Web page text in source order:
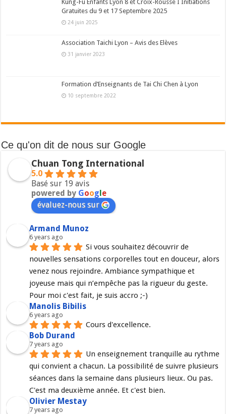
Kung-Fu Enfants Lyon 8 et Croix-Rousse I Initiations
Gratuites du 9 et 17 Septembre 2025
24 juin 2025
Association Taichi Lyon – Avis des Elèves
31 janvier 2023
Formation d’Enseignants de Tai Chi Chen à Lyon
10 septembre 2022
Ce qu'on dit de nous sur Google
Chuan Tong International
5.0
Basé sur 19 avis
powered by Google
évaluez-nous sur
Armand Munoz
6 years ago
Si vous souhaitez découvrir de
nouvelles sensations corporelles tout en douceur, alors
venez nous rejoindre. Ambiance sympathique et
joyeuse mais qui n’empêche pas la rigueur du geste.
Pour moi c'est fait, je suis accro ;-)
Manolis Bibilis
6 years ago
Cours d'excellence.
Bob Durand
7 years ago
Un enseignement tranquille au rythme
qui convient a chacun. La possibilité de suivre plusieurs
séances dans la semaine dans plusieurs lieux. Ou pas.
C'est ma deuxième année. Et c'est bien.
Olivier Mestay
7 years ago